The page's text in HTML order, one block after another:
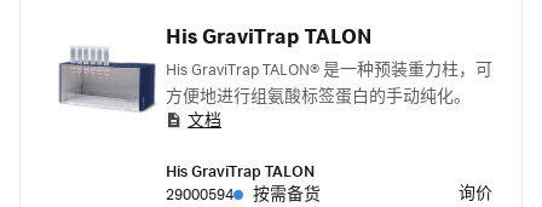
His GraviTrap TALON
His GraviTrap TALON® 是一种预装重力柱，可
方便地进行组氨酸标签蛋白的手动纯化。
文档
His GraviTrap TALON
29000594
按需备货
询价